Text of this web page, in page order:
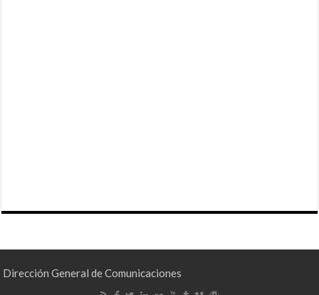
Dirección General de Comunicaciones